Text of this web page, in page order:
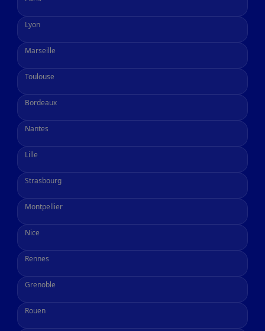
Lyon
Marseille
Toulouse
Bordeaux
Nantes
Lille
Strasbourg
Montpellier
Nice
Rennes
Grenoble
Rouen